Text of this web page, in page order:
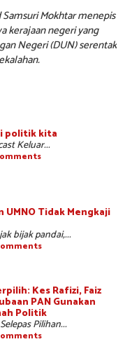
Samsuri Mokhtar menepis
kerajaan negeri yang
Negeri (DUN) serentak
politik kita
Keluar...
UMNO Tidak Mengkaji
bijak pandai,...
Kes Rafizi, Faiz
PAN Gunakan
Politik
Pilihan...